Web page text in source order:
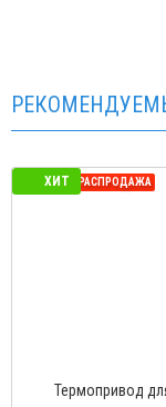
ХИТ
СЕЗОННАЯ